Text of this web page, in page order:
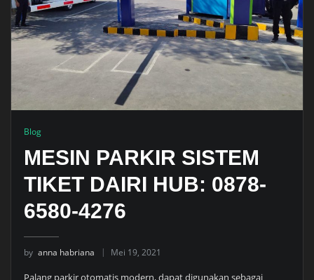
Blog
MESIN PARKIR SISTEM
TIKET DAIRI HUB: 0878-
6580-4276
by anna habriana Mei 19, 2021
Palang parkir otomatis modern, dapat digunakan sebagai